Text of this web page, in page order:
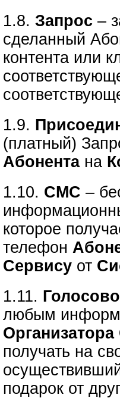
1.8.Запрос–
сделанный
контента или
1.9.
(платный)
Абонентана
1.10. СМС –
которое
телефон
Сервису от
1.11.
любым
получать на
подарок от